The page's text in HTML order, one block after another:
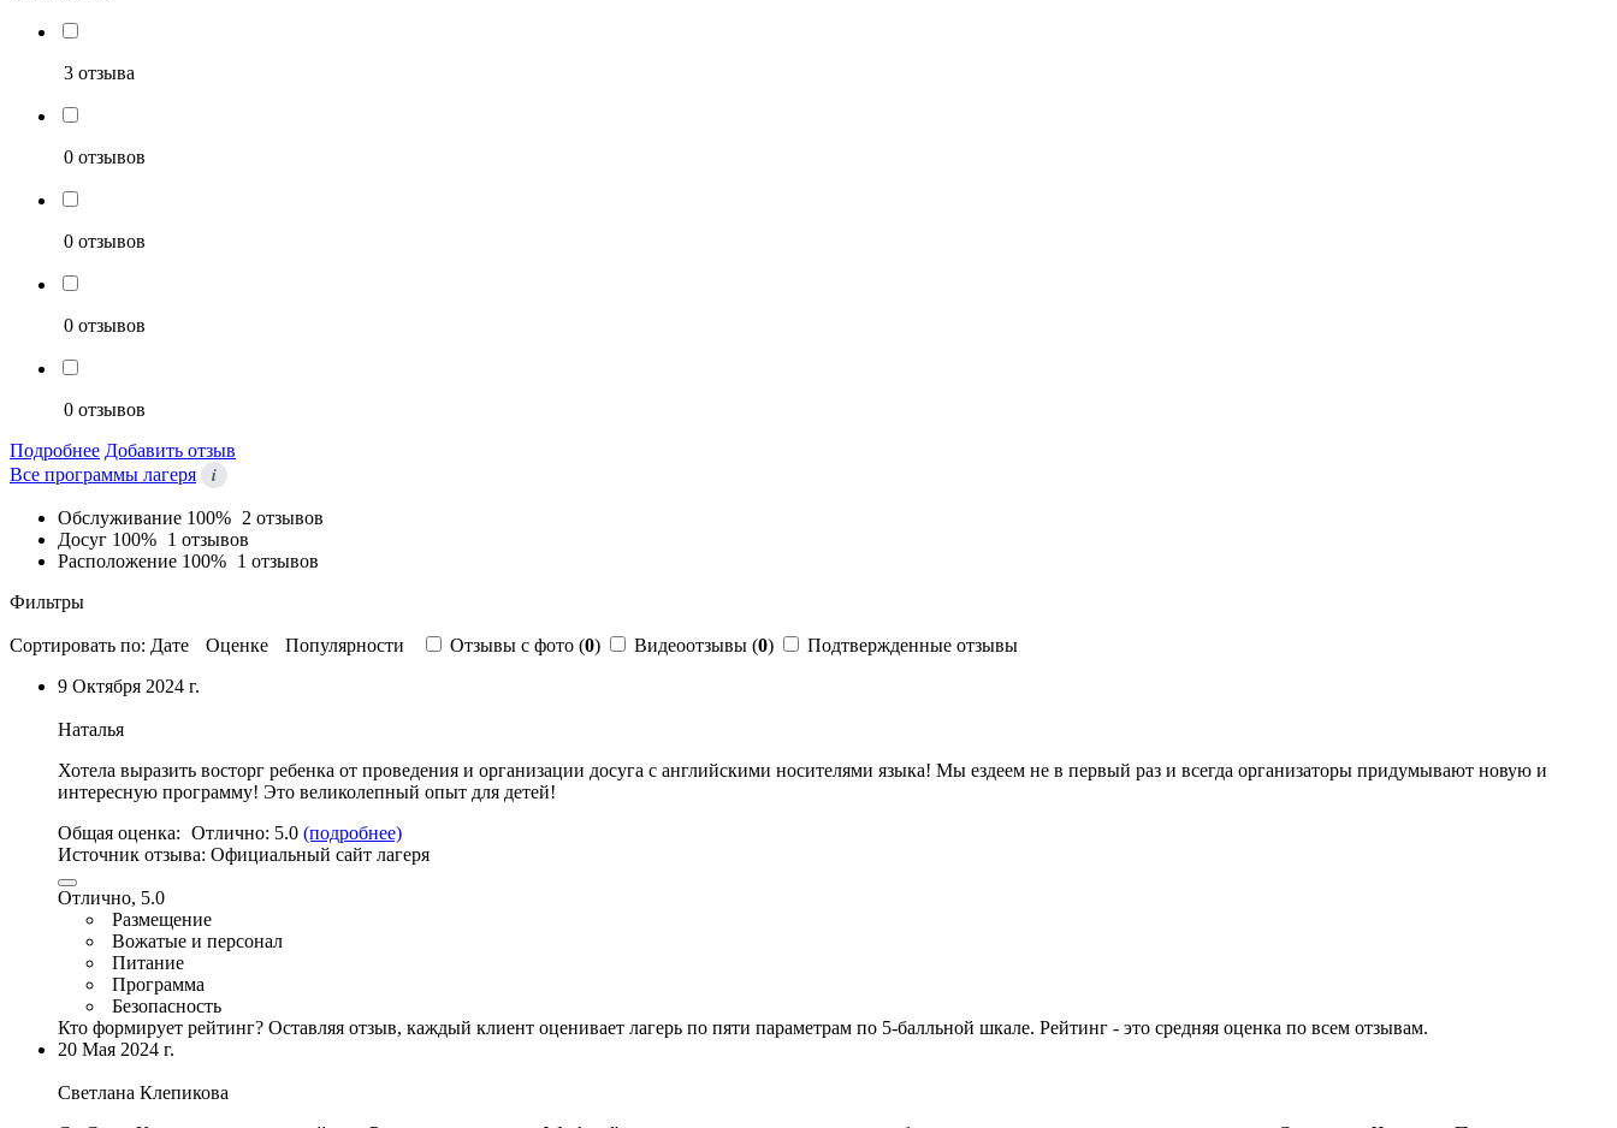
3 отзыва
0 отзывов
0 отзывов
0 отзывов
0 отзывов
Подробнее Добавить отзыв
Все программы лагеря
i
Обслуживание 100% 2 отзывов
Досуг 100% 1 отзывов
Расположение 100% 1 отзывов
Фильтры
Сортировать по: Дате Оценке Популярности Отзывы c фото (0) Видеоотзывы (0)
Подтвержденные отзывы
9 Октября 2024 г.
Наталья
Хотела выразить восторг ребенка от проведения и организации досуга с английскими носителями языка! Мы ездеем не в первый раз и всегда организаторы придумывают новую и
интересную программу! Это великолепный опыт для детей!
Общая оценка: Отлично: 5.0 (подробнее)
Источник отзыва: Официальный сайт лагеря
Отлично, 5.0
Размещение
Вожатые и персонал
Питание
Программа
Безопасность
Кто формирует рейтинг? Оставляя отзыв, каждый клиент оценивает лагерь по пяти параметрам по 5-балльной шкале. Рейтинг - это средняя оценка по всем отзывам.
20 Мая 2024 г.
Светлана Клепикова